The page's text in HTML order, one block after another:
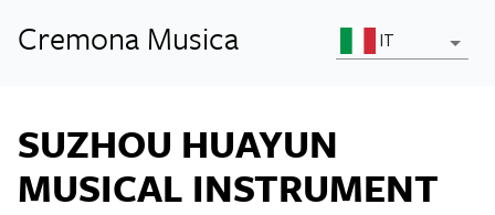
Cremona Musica IT
SUZHOU HUAYUN
MUSICAL INSTRUMENT